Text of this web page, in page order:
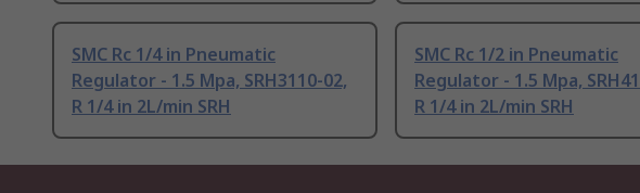
SMC Rc 1/4 in Pneumatic
Regulator - 1.5 Mpa, SRH3110-02,
R 1/4 in 2L/min SRH
SMC Rc 1/2 in Pneumatic
Regulator - 1.5 Mpa,
R 1/4 in 2L/min SRH